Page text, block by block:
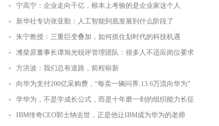
宁高宁：企业走向千亿，根本上考验的是企业家这个人
新华社专访张亚勤：人工智能到底发展到什么阶段了
朱宁教授：三重巨变叠加，如何抓住划时代的科技机遇
潍柴原董事长谭旭光锐评管理团队：很多人不适应岗位要求
方洪波：我们总有道路，前程崭新
向华为支付200亿采购费，“每卖一辆问界,13.6万流向华为”
学华为，不是学成长公式，而是十年磨一剑的组织能力长征
IBM传奇CEO郭士纳去世，正是他让IBM成为华为的老师